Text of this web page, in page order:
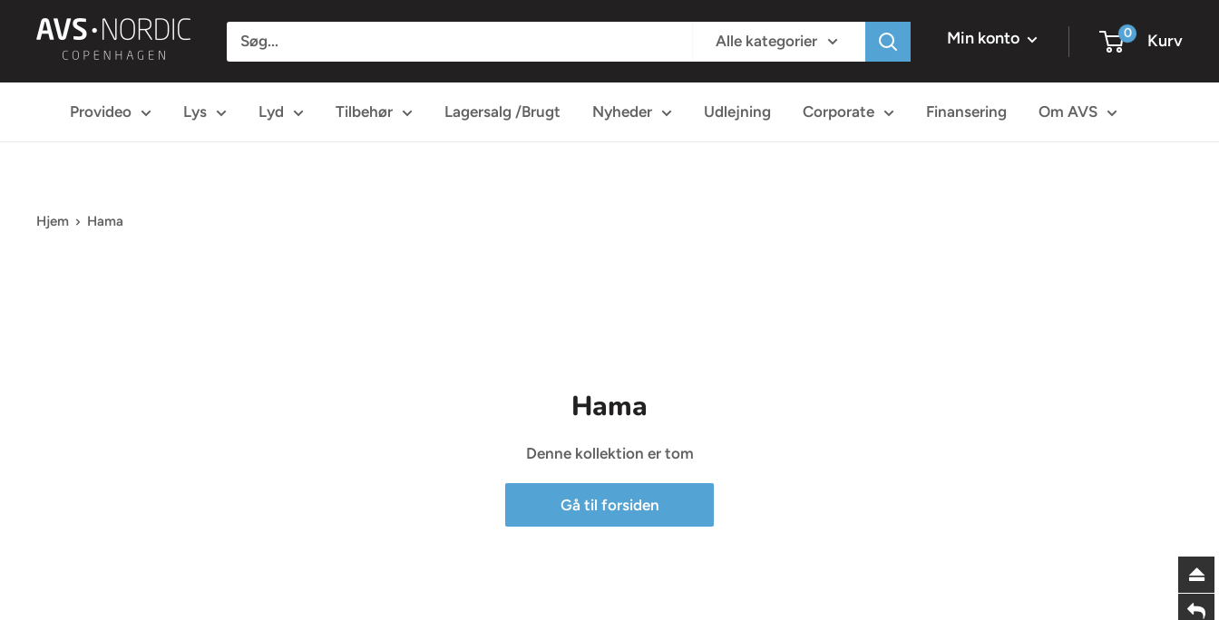
AVS
Nordic
Alle kategorier Min konto 0 Kurv
Provideo Lys Lyd Tilbehør Lagersalg /Brugt Nyheder Udlejning Corporate Finansering Om AVS
Hjem Hama
Hama
Denne kollektion er tom
Gå til forsiden